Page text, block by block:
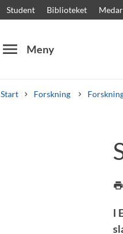
Student Biblioteket
menu Meny
Start Forskning
print
I